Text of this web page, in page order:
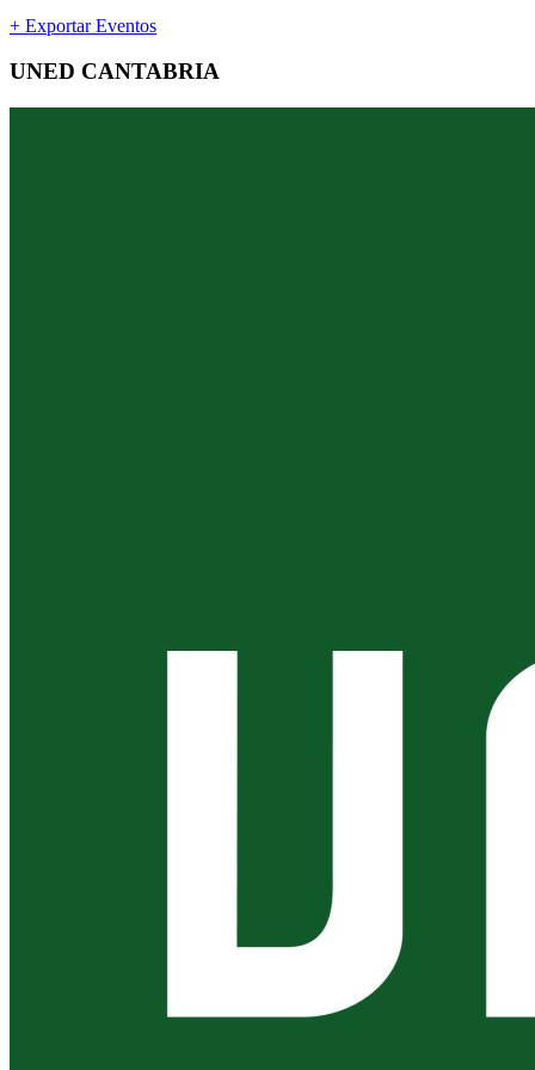
+ Exportar Eventos
UNED CANTABRIA